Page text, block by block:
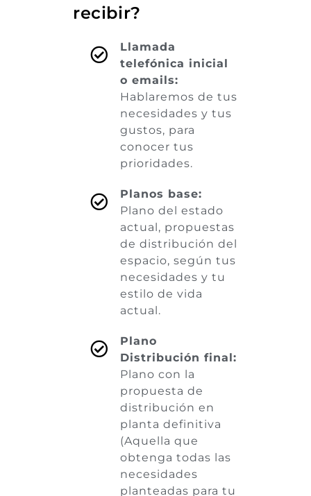
recibir?
Llamada
telefónica inicial
o emails:
Hablaremos de tus
necesidades y tus
gustos, para
conocer tus
prioridades.
Planos base:
Plano del estado
actual, propuestas
de distribución del
espacio, según tus
necesidades y tu
estilo de vida
actual.
Plano
Distribución final:
Plano con la
propuesta de
distribución en
planta definitiva
(Aquella que
obtenga todas las
necesidades
planteadas para tu